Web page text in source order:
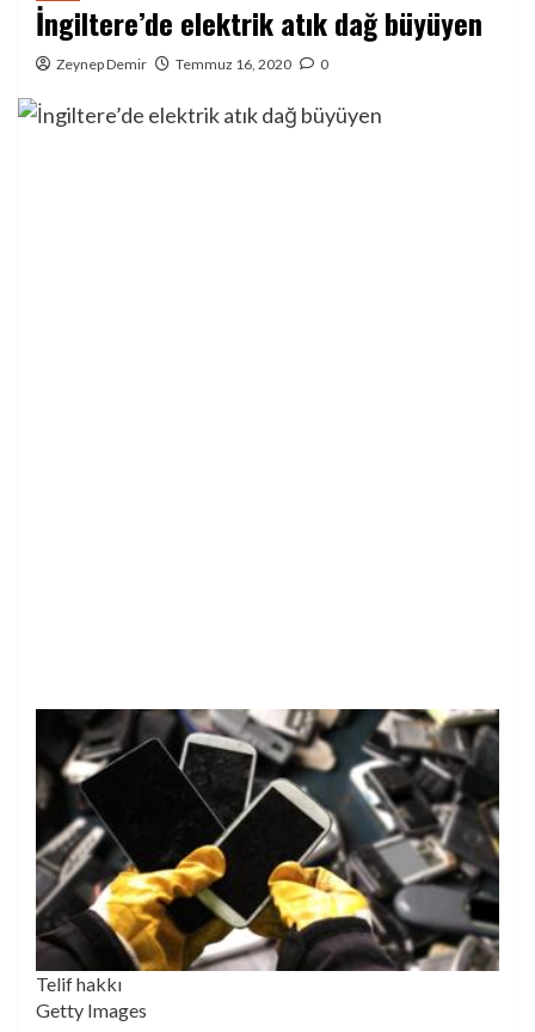
İngiltere’de elektrik atık dağ büyüyen
Zeynep Demir Temmuz 16, 2020 0
Telif hakkı
Getty Images